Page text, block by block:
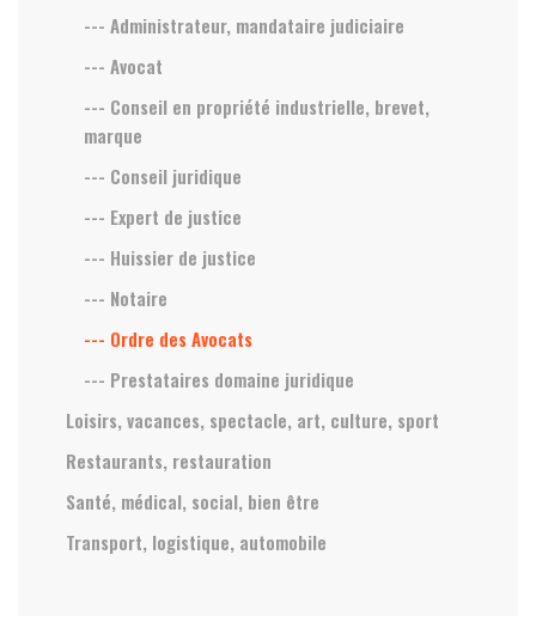
--- Administrateur, mandataire judiciaire
--- Avocat
--- Conseil en propriété industrielle, brevet,
marque
--- Conseil juridique
--- Expert de justice
--- Huissier de justice
--- Notaire
--- Ordre des Avocats
--- Prestataires domaine juridique
Loisirs, vacances, spectacle, art, culture, sport
Restaurants, restauration
Santé, médical, social, bien être
Transport, logistique, automobile